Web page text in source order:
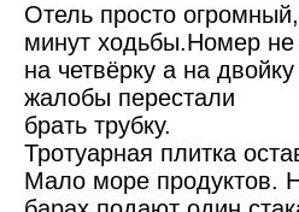
Отель просто
минут ходьбы.Номер не
на четвёрку а на
жалобы перестали
брать трубку.
Тротуарная плитка
Мало море продуктов.